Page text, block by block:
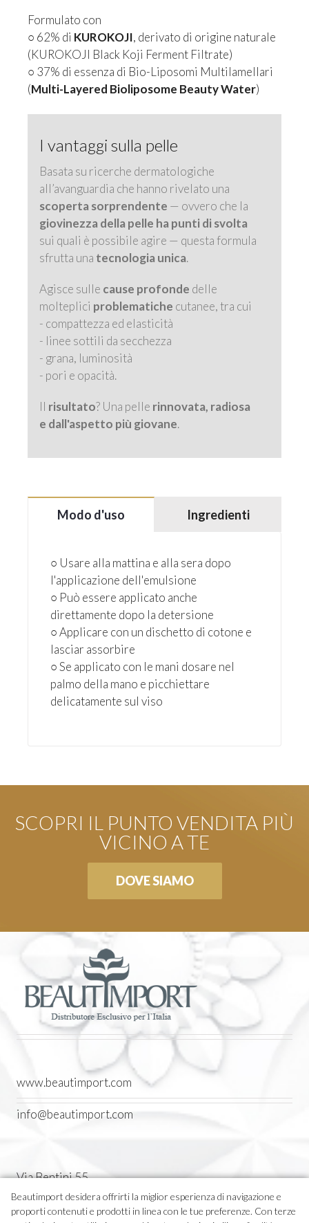
Formulato con
○ 62% di KUROKOJI, derivato di origine naturale
(KUROKOJI Black Koji Ferment Filtrate)
○ 37% di essenza di Bio-Liposomi Multilamellari
(Multi-Layered Bioliposome Beauty Water)
I vantaggi sulla pelle
Basata su ricerche dermatologiche
all’avanguardia che hanno rivelato una
scoperta sorprendente — ovvero che la
giovinezza della pelle ha punti di svolta
sui quali è possibile agire — questa formula
sfrutta una tecnologia unica.
Agisce sulle cause profonde delle
molteplici problematiche cutanee, tra cui
- compattezza ed elasticità
- linee sottili da secchezza
- grana, luminosità
- pori e opacità.
Il risultato? Una pelle rinnovata, radiosa
e dall'aspetto più giovane.
Modo d'uso Ingredienti
○ Usare alla mattina e alla sera dopo
l'applicazione dell'emulsione
○ Può essere applicato anche
direttamente dopo la detersione
○ Applicare con un dischetto di cotone e
lasciar assorbire
○ Se applicato con le mani dosare nel
palmo della mano e picchiettare
delicatamente sul viso
SCOPRI IL PUNTO VENDITA PIÙ
VICINO A TE
DOVE SIAMO
www.beautimport.com
info@beautimport.com
Via Bentini 55
Castel Maggiore (BO) Italia
Beautimport desidera offrirti la miglior esperienza di navigazione e
proporti contenuti e prodotti in linea con le tue preferenze. Con terze